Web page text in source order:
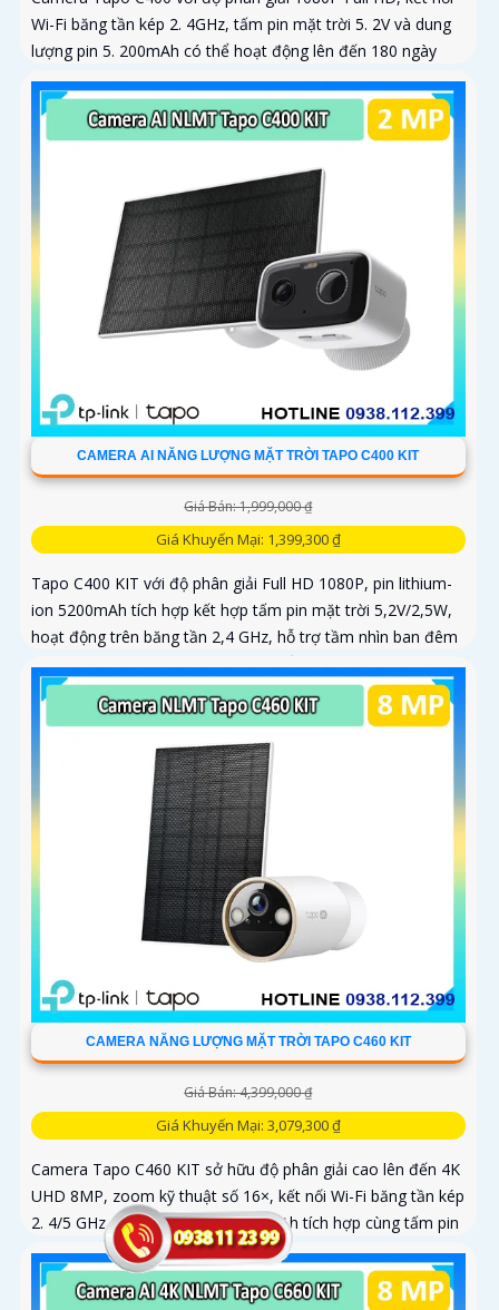
Wi-Fi băng tần kép 2. 4GHz, tấm pin mặt trời 5. 2V và dung
lượng pin 5. 200mAh có thể hoạt động lên đến 180 ngày
CAMERA AI NĂNG LƯỢNG MẶT TRỜI TAPO C400 KIT
Giá Bán: 1,999,000 ₫
Giá Khuyến Mại: 1,399,300 ₫
Tapo C400 KIT với độ phân giải Full HD 1080P, pin lithium-
ion 5200mAh tích hợp kết hợp tấm pin mặt trời 5,2V/2,5W,
hoạt động trên băng tần 2,4 GHz, hỗ trợ tầm nhìn ban đêm
có màu lên đến 9m, phát hiện chuyển động và con người
bằng AI, đồng thời lưu trữ dữ liệu qua thẻ microSD lên đến
CAMERA NĂNG LƯỢNG MẶT TRỜI TAPO C460 KIT
Giá Bán: 4,399,000 ₫
Giá Khuyến Mại: 3,079,300 ₫
Camera Tapo C460 KIT sở hữu độ phân giải cao lên đến 4K
UHD 8MP, zoom kỹ thuật số 16×, kết nối Wi-Fi băng tần kép
2. 4/5 GHz, pin lithium-ion 10000mAh tích hợp cùng tấm pin
năng lượng mặt trời 5